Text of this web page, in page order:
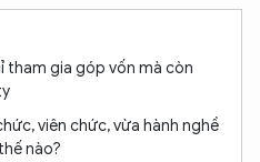
tham gia góp vốn mà còn
viên chức, vừa hành nghề
nào?
CỦA
gì bạn cần biết về